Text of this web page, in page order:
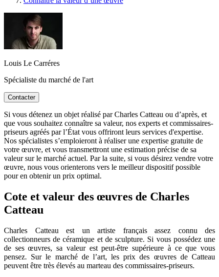
Louis Le Carréres
Spécialiste du marché de l'art
Contacter
Si vous détenez un objet réalisé par Charles Catteau ou d’après, et
que vous souhaitez connaître sa valeur, nos experts et commissaires-
priseurs agréés par l’État vous offriront leurs services d'expertise.
Nos spécialistes s’emploieront à réaliser une expertise gratuite de
votre œuvre, et vous transmettront une estimation précise de sa
valeur sur le marché actuel. Par la suite, si vous désirez vendre votre
œuvre, nous vous orienterons vers le meilleur dispositif possible
pour en obtenir un prix optimal.
Cote et valeur des œuvres de Charles
Catteau
Charles Catteau est un artiste français assez connu des
collectionneurs de céramique et de sculpture. Si vous possédez une
de ses œuvres, sa valeur est peut-être supérieure à ce que vous
pensez. Sur le marché de l’art, les prix des œuvres de Catteau
peuvent être très élevés au marteau des commissaires-priseurs.